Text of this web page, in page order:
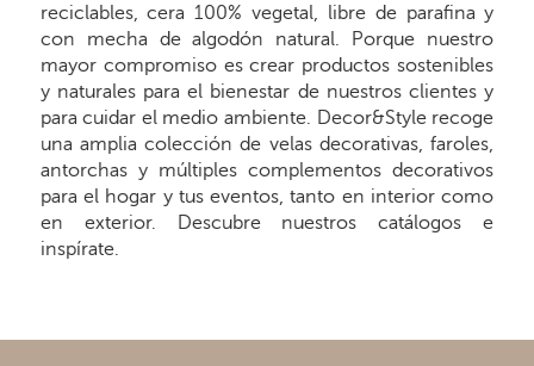
reciclables, cera 100% vegetal, libre de parafina y
con mecha de algodón natural. Porque nuestro
mayor compromiso es crear productos sostenibles
y naturales para el bienestar de nuestros clientes y
para cuidar el medio ambiente. Decor&Style recoge
una amplia colección de velas decorativas, faroles,
antorchas y múltiples complementos decorativos
para el hogar y tus eventos, tanto en interior como
en exterior. Descubre nuestros catálogos e
inspírate.